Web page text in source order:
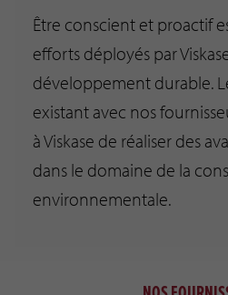
Être conscient et proactif
efforts déployés par
développement durable.
existant avec nos
à Viskase de réaliser des
dans le domaine de la
environnementale.